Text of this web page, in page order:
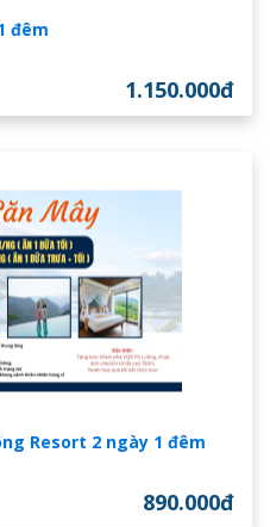
đêm
1.150.000đ
Resort 2 ngày 1 đêm
890.000đ